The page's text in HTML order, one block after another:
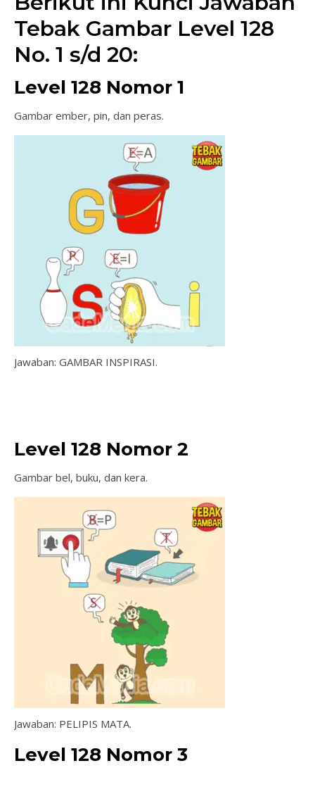
Tebak Gambar Level 128
No. 1 s/d 20:
Level 128 Nomor 1
Gambar ember, pin, dan peras.
Jawaban: GAMBAR INSPIRASI.
Level 128 Nomor 2
Gambar bel, buku, dan kera.
Jawaban: PELIPIS MATA.
Level 128 Nomor 3